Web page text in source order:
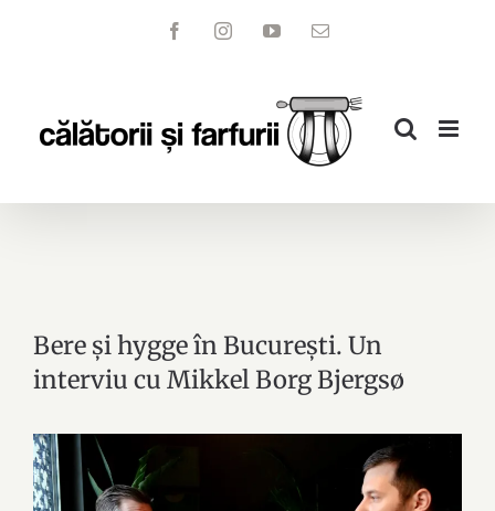
FacebookInstagramYouTubeEmail
Bere și hygge în București. Un
interviu cu Mikkel Borg Bjergsø